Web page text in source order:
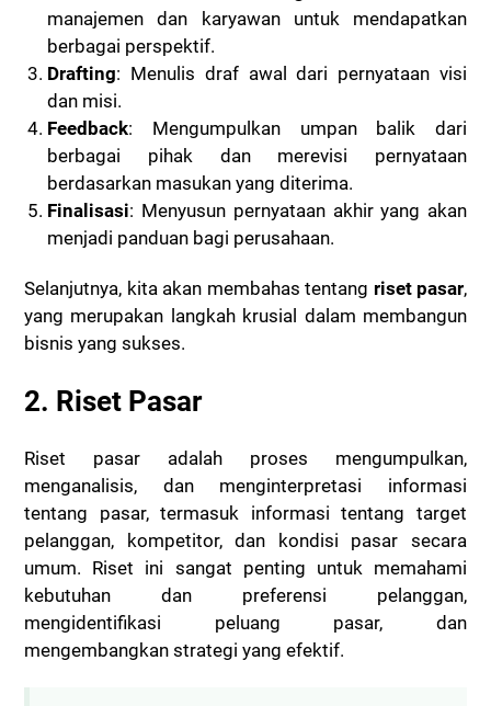
manajemen dan karyawan untuk mendapatkan
berbagai perspektif.
Drafting: Menulis draf awal dari pernyataan visi
dan misi.
Feedback: Mengumpulkan umpan balik dari
berbagai pihak dan merevisi pernyataan
berdasarkan masukan yang diterima.
Finalisasi: Menyusun pernyataan akhir yang akan
menjadi panduan bagi perusahaan.
Selanjutnya, kita akan membahas tentang riset pasar,
yang merupakan langkah krusial dalam membangun
bisnis yang sukses.
2. Riset Pasar
Riset pasar adalah proses mengumpulkan,
menganalisis, dan menginterpretasi informasi
tentang pasar, termasuk informasi tentang target
pelanggan, kompetitor, dan kondisi pasar secara
umum. Riset ini sangat penting untuk memahami
kebutuhan dan preferensi pelanggan,
mengidentifikasi peluang pasar, dan
mengembangkan strategi yang efektif.